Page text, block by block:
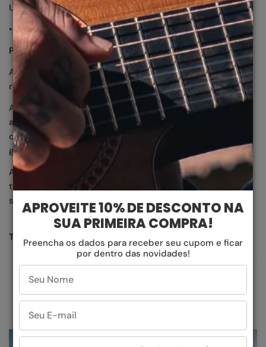
UVC.
•Nasal anatômico ajustável de borracha
POLARIZADO OLEOFÓBICO
As lentes polarizadas contém tecnologia que reduz os
reflexos da luz intensa.
Além de um revestimento oleofóbico, uma tecnologia
anti-manchas que proporciona uma superfície mais lisa,
o que ajuda a evitar que poeira, óleo, sujeira e água
grudem nas lentes.
Auxilia a evitar incômodos durante a prática esportiva,
tornando-as muito mais fáceis de limpar e facilitando a
sua manutenção
TROCA E DEVOLUÇÃO
A gente sabe que as vezes você pode precisar, então
-> Devolução: até
-> Troca: até30 dias
APROVEITE 10% DE DESCONTO NA
SUA PRIMEIRA COMPRA!
Preencha os dados para receber seu cupom e ficar
por dentro das novidades!